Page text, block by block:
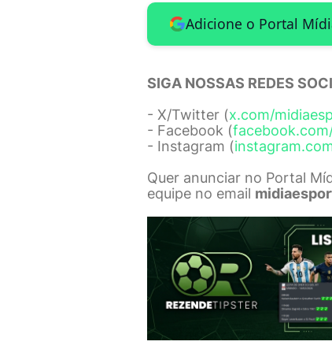
Adicione o Portal
SIGA NOSSAS REDES
- X/Twitter (x.com/
- Facebook (
- Instagram (
Quer anunciar no Portal
equipe no email